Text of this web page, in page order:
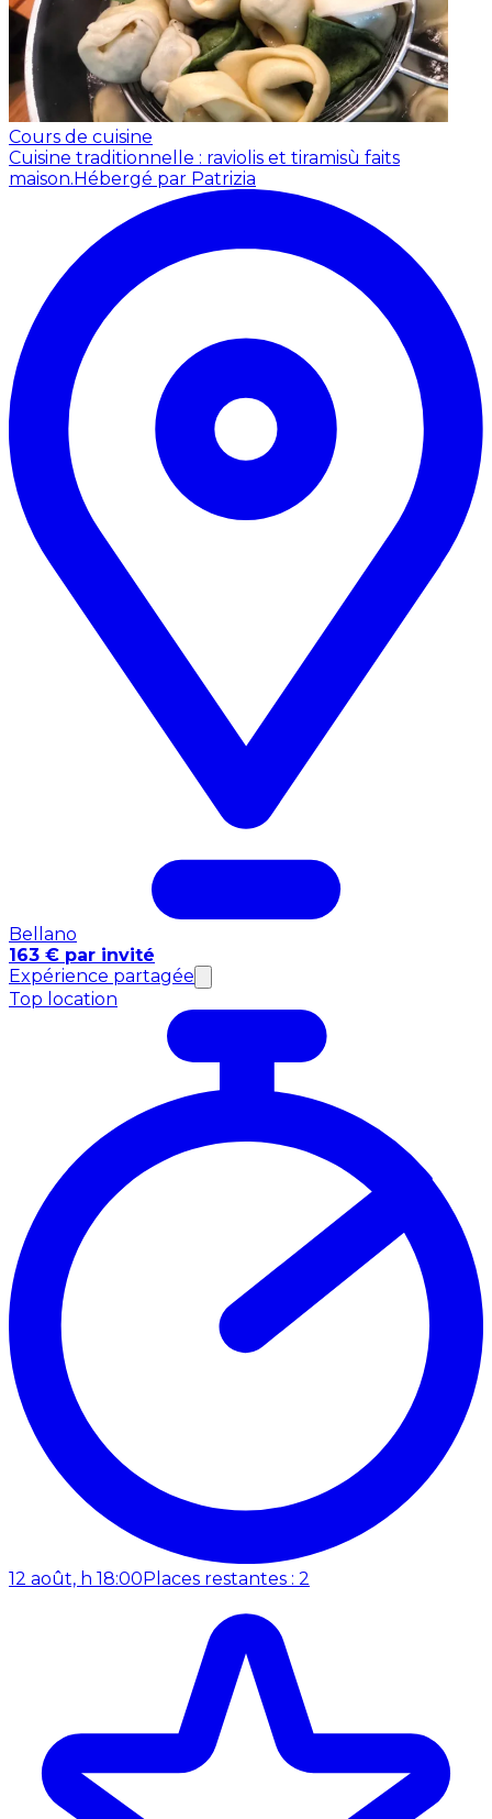
Cours de cuisine
Cuisine traditionnelle : raviolis et tiramisù faits
maison.Hébergé par Patrizia
Bellano
163 € par invité
Expérience partagée
Top location
12 août, h 18:00 Places restantes : 2